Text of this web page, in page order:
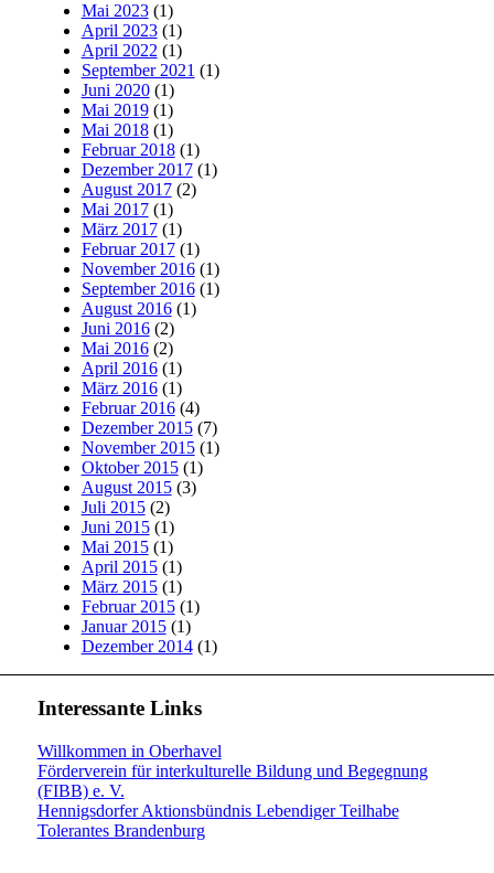
Mai 2023(1)
April 2023(1)
April 2022 (1)
September 2021 (1)
Juni 2020(1)
Mai 2019(1)
Mai 2018(1)
Februar 2018(1)
Dezember 2017(1)
August 2017(2)
Mai 2017(1)
März 2017(1)
Februar 2017(1)
November 2016(1)
September 2016(1)
August 2016(1)
Juni 2016(2)
Mai 2016(2)
April 2016(1)
März 2016(1)
Februar 2016(4)
Dezember 2015(7)
November 2015(1)
Oktober 2015(1)
August 2015(3)
Juli 2015(2)
Juni 2015(1)
Mai 2015(1)
April 2015(1)
März 2015(1)
Februar 2015(1)
Januar 2015(1)
Dezember 2014(1)
Interessante Links
Willkommen in Oberhavel
Förderverein für interkulturelle Bildung und Begegnung
(FIBB) e. V.
Hennigsdorfer Aktionsbündnis Lebendiger Teilhabe
Tolerantes Brandenburg